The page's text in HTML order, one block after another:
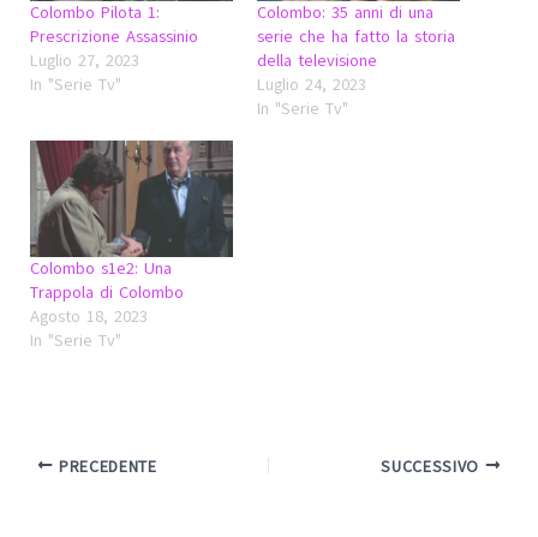
Colombo Pilota 1:
Prescrizione Assassinio
Luglio 27, 2023
In "Serie Tv"
Colombo: 35 anni di una
serie che ha fatto la storia
della televisione
Luglio 24, 2023
In "Serie Tv"
Colombo s1e2: Una
Trappola di Colombo
Agosto 18, 2023
In "Serie Tv"
PRECEDENTE SUCCESSIVO